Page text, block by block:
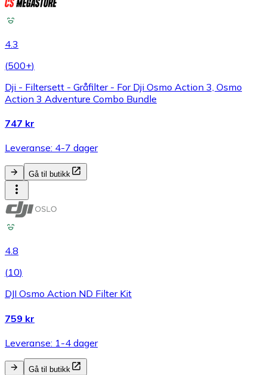
4.3
(500+)
Dji - Filtersett - Gråfilter - For Dji Osmo Action 3, Osmo
Action 3 Adventure Combo Bundle
747 kr
Leveranse: 4-7 dager
Gå til butikk
4.8
(10)
DJI Osmo Action ND Filter Kit
759 kr
Leveranse: 1-4 dager
Gå til butikk